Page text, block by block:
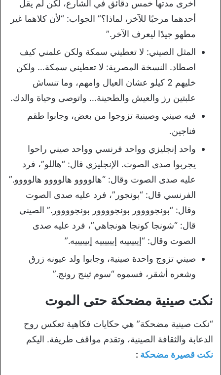
أخرى مدتها خمس دقائق في الشارع، لكن لم يقل
أحدهما مرحبًا للآخر، لماذا؟” الجواب: “لأن كلاهما غير
مطهو جيدًا ليعرف الآخر.”
المثل الصيني: لا تعطيني سمكة ولكن علمني كيف
اصطاد. النسخة المصرية: لا تعطيني سمكة… ولكن
خليهم 2 كيلو عشان العيال وامهم، وما تنساش
علبتين رز والعيش والطحينة… واتوصى وحياة والدك.
فيه صيني وصينية تزوجوا من بعض، وجابوا طقم
فناجين.
واحد إنجليزي وواحد فرنسي وواحد صيني راحوا
يجربوا صدى الصوت. الإنجليزي قال: “هاللو”، فرد
عليه صدى الصوت وقال: “هالوووو هالوووو هالوووو.”
الفرنسي قال: “بونجور”، فرد عليه صدى الصوت
وقال: “بونجوووور بونجوووور بونجوووور.” الصيني
قال: “شونجا كونجا هونجاهي”، فرد عليه صدى
الصوت وقال: “إييييييه إييييييه إييييييه.”
صيني تزوج واحدة صينية، وجابوا ولد عيونه زرق
وشعره أشقر، فسموه “سوم ثينج رونج.”
نكت صينية مضحكة حتى الموت
“نكت صينية مضحكة” هي حكايات فكاهية تعكس روح
الدعابة والثقافة الصينية، وتقدم مواقف طريفة. اليكم
نكت قصيرة مضحكة :